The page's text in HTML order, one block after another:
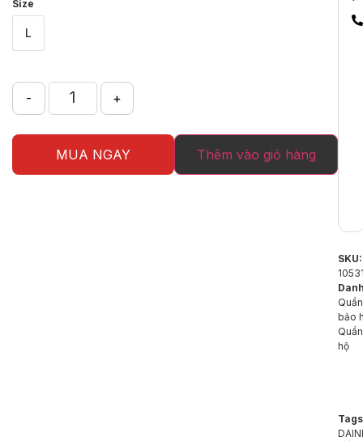
Size
L
- +
MUA NGAY Thêm vào giỏ hàng
SKU:
bảo
hộ
Tags